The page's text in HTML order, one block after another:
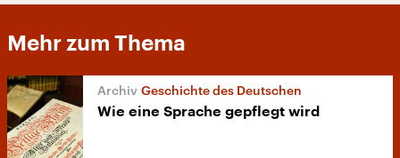
Mehr zum Thema
Geschichte des Deutschen
Wie eine Sprache gepflegt wird